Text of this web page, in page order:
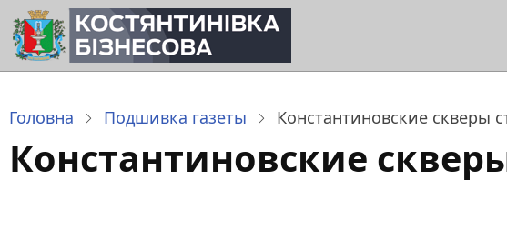
Перейти
до
основного
Головна Подшивка газеты Константиновские скверы
Константиновские